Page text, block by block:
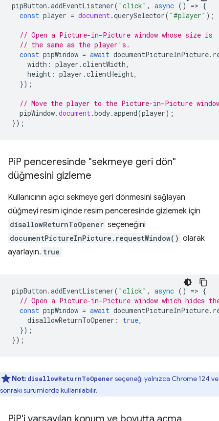
pipButton .addEventListener( "click" , async () => {
const player = document .querySelector( "#player" );
// Open a Picture-in-Picture window whose size is
// the same as the player's.
const pipWindow = await documentPictureInPicture.
width : player .clientWidth,
height : player .clientHeight,
});
// Move the player to the Picture-in-Picture
pipWindow.document .body.append(player);
});
PiP penceresinde "sekmeye geri dön"
düğmesini gizleme
Kullanıcının açıcı sekmeye geri dönmesini sağlayan
düğmeyi resim içinde resim penceresinde gizlemek için
disallowReturnToOpener seçeneğini
documentPictureInPicture.requestWindow() olarak
ayarlayın. true
pipButton .addEventListener( "click" , async () => {
// Open a Picture-in-Picture window which hides
const pipWindow = await documentPictureInPicture.
disallowReturnToOpener : true,
});
});
Not: disallowReturnToOpener seçeneği yalnızca Chrome 124 ve
sonraki sürümlerde kullanılabilir.